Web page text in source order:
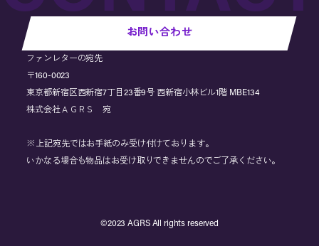
お問い合わせ
ファンレターの宛先
〒160-0023
東京都新宿区西新宿7丁目23番9号 西新宿小林ビル1階 MBE134
株式会社ＡＧＲＳ 宛
※上記宛先ではお手紙のみ受け付けております。
いかなる場合も物品はお受け取りできませんのでご了承ください。
©︎2023 AGRS All rights reserved